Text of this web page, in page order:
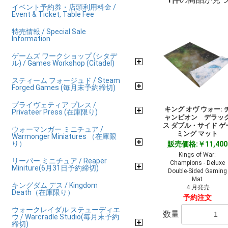
イベント予約券・店頭利用料金 /
Event & Ticket, Table Fee
特売情報 / Special Sale
Information
ゲームズ ワークショップ (シタデ
ル) / Games Workshop (Citadel)
スティーム フォージュド / Steam
Forged Games (毎月末予約締切)
プライヴェティア プレス /
Privateer Press (在庫限り)
ウォーマンガー ミニチュア /
Warmonger Miniatures （在庫限
り）
リーパー ミニチュア / Reaper
Miniture(6月31日予約締切)
キングダム デス / Kingdom
Death（在庫限り）
ウォークレイダル ステューディエ
ウ / Warcradle Studio(毎月末予約
締切)
キング オヴ ウォー:
ャンピオン デラッ
ス ダブル・サイド ゲ
ミング マット
販売価格:￥11,400
Kings of War:
Champions - Deluxe
Double-Sided Gaming
Mat
４月発売
予約注文
数量